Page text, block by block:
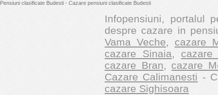
Pensiuni clasificate Budesti - Cazare pensiuni clasificate Budesti
Infopensiuni, portalul
despre cazare in
Vama Veche, cazare
cazare Sinaia, cazare
cazare Bran, cazare
Cazare Calimanesti -
cazare Sighisoara